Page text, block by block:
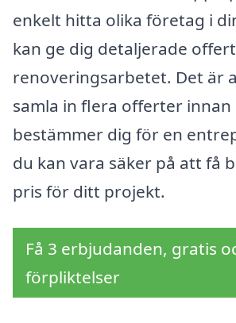
enkelt hitta olika företag i
kan ge dig detaljerade
renoveringsarbetet. Det är
samla in flera offerter innan
bestämmer dig för en
du kan vara säker på att få
pris för ditt projekt.
Få 3 erbjudanden, gratis
förpliktelser